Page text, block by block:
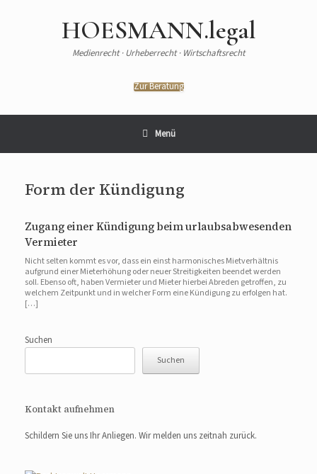
HOESMANN.legal
Medienrecht · Urheberrecht · Wirtschaftsrecht
Zur Beratung
Menü
Form der Kündigung
Zugang einer Kündigung beim urlaubsabwesenden
Vermieter
Nicht selten kommt es vor, dass ein einst harmonisches Mietverhältnis
aufgrund einer Mieterhöhung oder neuer Streitigkeiten beendet werden
soll. Ebenso oft, haben Vermieter und Mieter hierbei Abreden getroffen, zu
welchem Zeitpunkt und in welcher Form eine Kündigung zu erfolgen hat.
[…]
Suchen
Suchen
Kontakt aufnehmen
Schildern Sie uns Ihr Anliegen. Wir melden uns zeitnah zurück.